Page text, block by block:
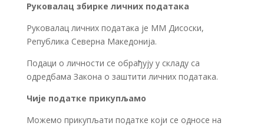
Руковалац збирке личних података
Руковалац личних података је ММ Дисоски,
Република Северна Македонија.
Подаци о личности се обрађују у складу са
одредбама Закона о заштити личних података.
Чије податке прикупљамо
Можемо прикупљати податке који се односе на